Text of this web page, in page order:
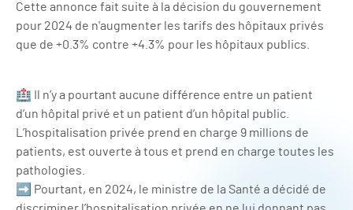
Cette annonce fait suite à la décision du gouvernement
pour 2024 de n'augmenter les tarifs des hôpitaux privés
que de +0.3% contre +4.3% pour les hôpitaux publics.
🏥 Il n’y a pourtant aucune différence entre un patient
d’un hôpital privé et un patient d’un hôpital public.
L’hospitalisation privée prend en charge 9 millions de
patients, est ouverte à tous et prend en charge toutes les
pathologies.
➡ Pourtant, en 2024, le ministre de la Santé a décidé de